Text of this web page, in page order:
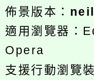
佈景版本：
適用瀏覽器：
Opera
支援行動瀏覽